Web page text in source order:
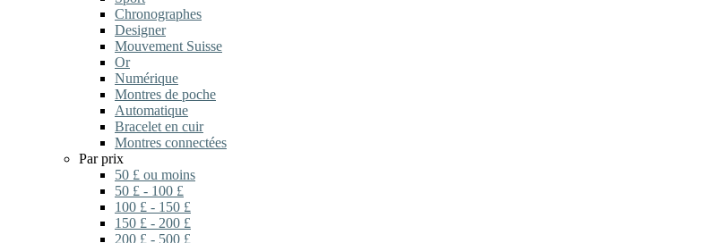
Chronographes
Designer
Mouvement Suisse
Or
Numérique
Montres de poche
Automatique
Bracelet en cuir
Montres connectées
Par prix
50 £ ou moins
50 £ - 100 £
100 £ - 150 £
150 £ - 200 £
200 £ - 500 £